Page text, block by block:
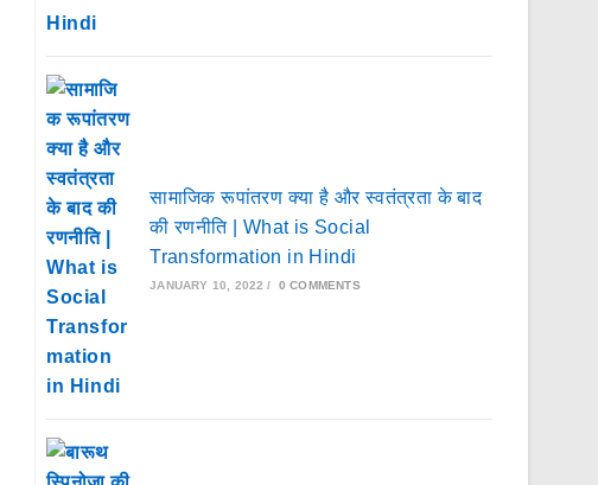
सामाजिक रूपांतरण क्या है और स्वतंत्रता के बाद
की रणनीति | What is Social
Transformation in Hindi
JANUARY 10, 2022 / 0 COMMENTS